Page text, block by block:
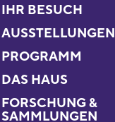
IHR BESUCH
AUSSTELLUNGEN
PROGRAMM
DAS HAUS
FORSCHUNG &
SAMMLUNGEN